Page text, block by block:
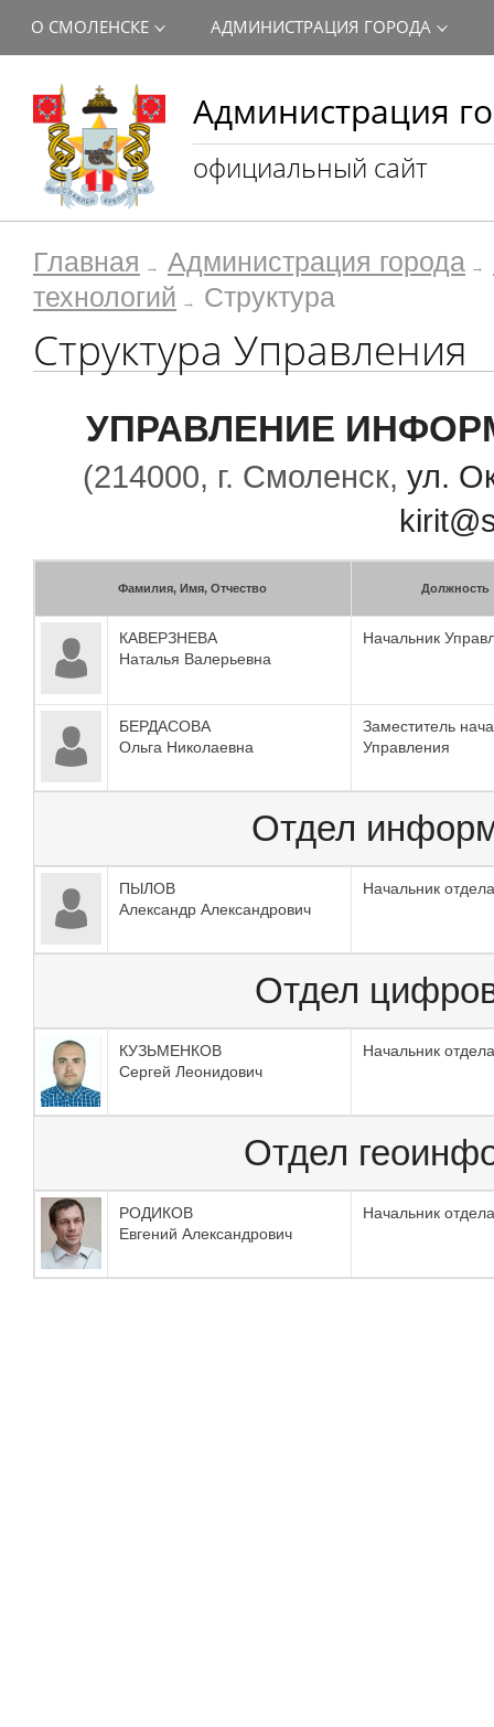
Администрация
официальный сайт
О СМОЛЕНСКЕ АДМИНИСТРАЦИЯ ГОРОДА
Главная Администрация города
технологий
Структура
Структура Управления
УПРАВЛЕНИЕ
(214000, г. Смоленск,ул.
Фамилия, Имя, Отчество Должность
КАВЕРЗНЕВА
Наталья Валерьевна
Начальник
БЕРДАСОВА
Ольга Николаевна
Заместитель
Управления
Отдел
ПЫЛОВ
Александр Александрович
Начальник отдела
Отдел
КУЗЬМЕНКОВ
Сергей Леонидович
Начальник отдела
Отдел
РОДИКОВ
Евгений Александрович
Начальник отдела